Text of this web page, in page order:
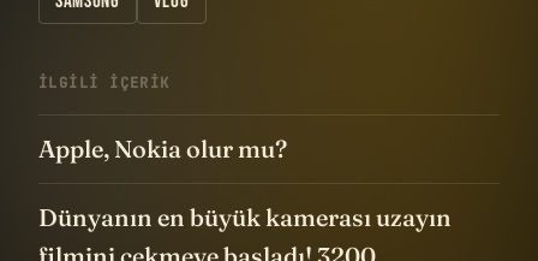
İLGILI IÇERIK
Apple, Nokia olur mu?
Dünyanın en büyük kamerası uzayın